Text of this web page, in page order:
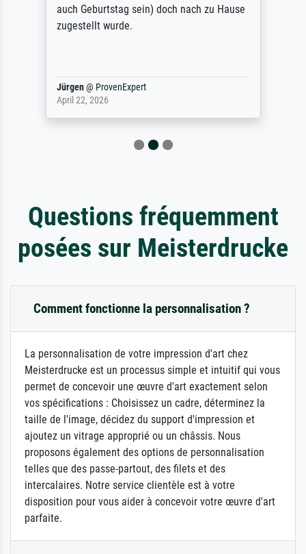
auch Geburtstag sein) doch nach zu Hause
zugestellt wurde.
Jürgen@ ProvenExpert
April 22, 2026
Questions fréquemment
posées sur Meisterdrucke
Comment fonctionne la personnalisation ?
La personnalisation de votre impression d'art chez
Meisterdrucke est un processus simple et intuitif qui vous
permet de concevoir une œuvre d'art exactement selon
vos spécifications : Choisissez un cadre, déterminez la
taille de l'image, décidez du support d'impression et
ajoutez un vitrage approprié ou un châssis. Nous
proposons également des options de personnalisation
telles que des passe-partout, des filets et des
intercalaires. Notre service clientèle est à votre
disposition pour vous aider à concevoir votre œuvre d'art
parfaite.